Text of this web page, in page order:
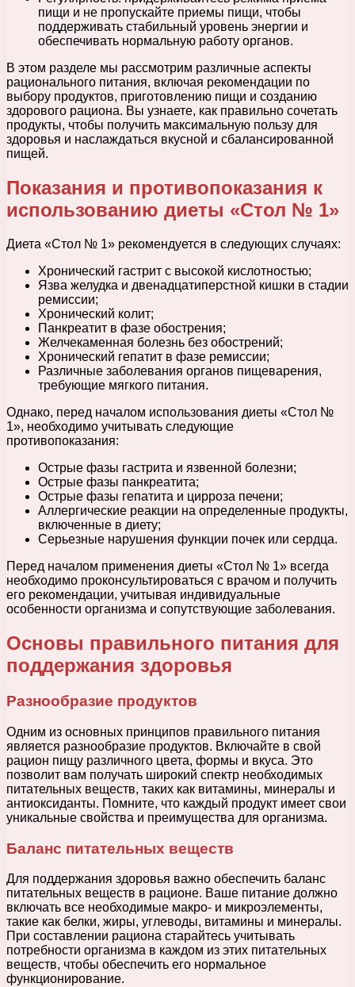
пищи и не пропускайте приемы пищи, чтобы
поддерживать стабильный уровень энергии и
обеспечивать нормальную работу органов.
В этом разделе мы рассмотрим различные аспекты
рационального питания, включая рекомендации по
выбору продуктов, приготовлению пищи и созданию
здорового рациона. Вы узнаете, как правильно сочетать
продукты, чтобы получить максимальную пользу для
здоровья и наслаждаться вкусной и сбалансированной
пищей.
Показания и противопоказания к
использованию диеты «Стол № 1»
Диета «Стол № 1» рекомендуется в следующих случаях:
Хронический гастрит с высокой кислотностью;
Язва желудка и двенадцатиперстной кишки в стадии
ремиссии;
Хронический колит;
Панкреатит в фазе обострения;
Желчекаменная болезнь без обострений;
Хронический гепатит в фазе ремиссии;
Различные заболевания органов пищеварения,
требующие мягкого питания.
Однако, перед началом использования диеты «Стол №
1», необходимо учитывать следующие
противопоказания:
Острые фазы гастрита и язвенной болезни;
Острые фазы панкреатита;
Острые фазы гепатита и цирроза печени;
Аллергические реакции на определенные продукты,
включенные в диету;
Серьезные нарушения функции почек или сердца.
Перед началом применения диеты «Стол № 1» всегда
необходимо проконсультироваться с врачом и получить
его рекомендации, учитывая индивидуальные
особенности организма и сопутствующие заболевания.
Основы правильного питания для
поддержания здоровья
Разнообразие продуктов
Одним из основных принципов правильного питания
является разнообразие продуктов. Включайте в свой
рацион пищу различного цвета, формы и вкуса. Это
позволит вам получать широкий спектр необходимых
питательных веществ, таких как витамины, минералы и
антиоксиданты. Помните, что каждый продукт имеет свои
уникальные свойства и преимущества для организма.
Баланс питательных веществ
Для поддержания здоровья важно обеспечить баланс
питательных веществ в рационе. Ваше питание должно
включать все необходимые макро- и микроэлементы,
такие как белки, жиры, углеводы, витамины и минералы.
При составлении рациона старайтесь учитывать
потребности организма в каждом из этих питательных
веществ, чтобы обеспечить его нормальное
функционирование.